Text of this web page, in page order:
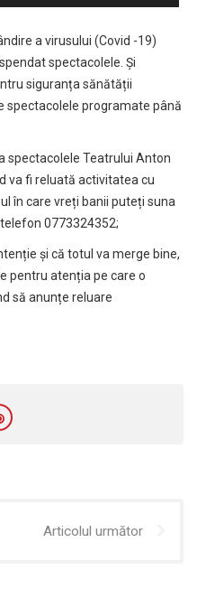
a virusului (Covid -19)
spectacolele. Și
siguranța sănătății
spectacolele programate până
spectacolele Teatrului Anton
va fi reluată activitatea cu
în care vreți banii puteți suna
0773324352;
și că totul va merge bine,
pentru atenția pe care o
să anunțe reluare
Articolul următor